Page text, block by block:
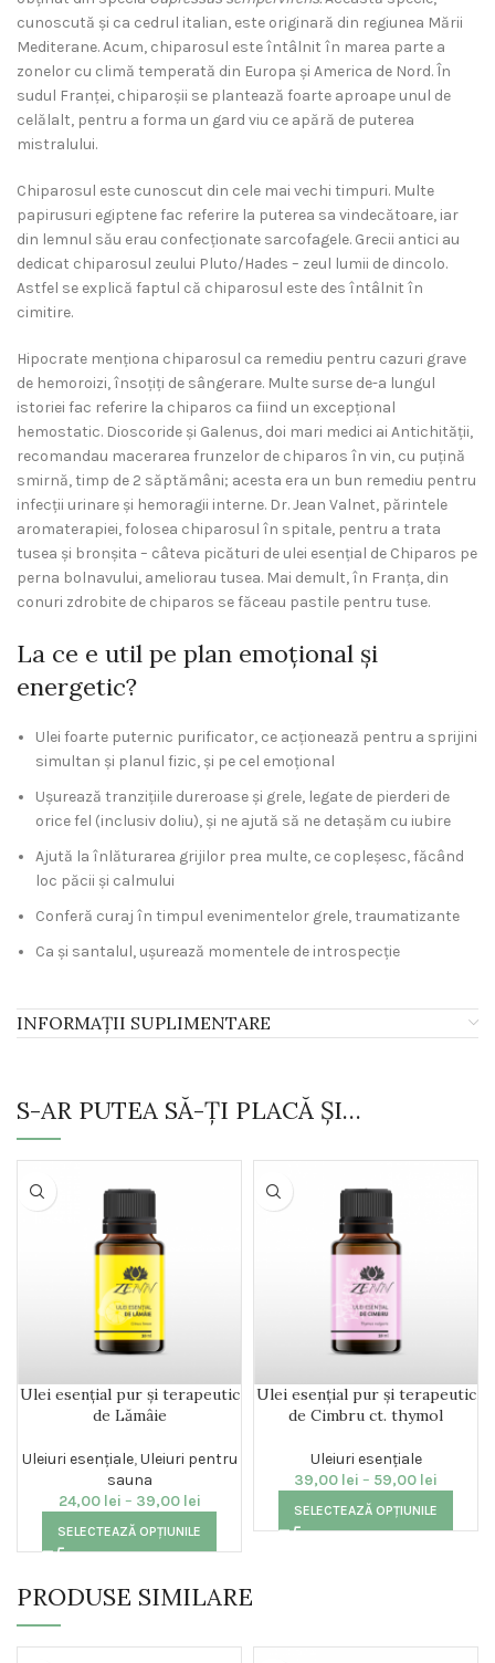
cunoscută și ca cedrul italian, este originară din regiunea Mării
Mediterane. Acum, chiparosul este întâlnit în marea parte a
zonelor cu climă temperată din Europa și America de Nord. În
sudul Franței, chiparoșii se plantează foarte aproape unul de
celălalt, pentru a forma un gard viu ce apără de puterea
mistralului.
Chiparosul este cunoscut din cele mai vechi timpuri. Multe
papirusuri egiptene fac referire la puterea sa vindecătoare, iar
din lemnul său erau confecționate sarcofagele. Grecii antici au
dedicat chiparosul zeului Pluto/Hades – zeul lumii de dincolo.
Astfel se explică faptul că chiparosul este des întâlnit în
cimitire.
Hipocrate menționa chiparosul ca remediu pentru cazuri grave
de hemoroizi, însoțiți de sângerare. Multe surse de-a lungul
istoriei fac referire la chiparos ca fiind un excepțional
hemostatic. Dioscoride și Galenus, doi mari medici ai Antichității,
recomandau macerarea frunzelor de chiparos în vin, cu puțină
smirnă, timp de 2 săptămâni; acesta era un bun remediu pentru
infecții urinare și hemoragii interne. Dr. Jean Valnet, părintele
aromaterapiei, folosea chiparosul în spitale, pentru a trata
tusea și bronșita – câteva picături de ulei esențial de Chiparos pe
perna bolnavului, ameliorau tusea. Mai demult, în Franța, din
conuri zdrobite de chiparos se făceau pastile pentru tuse.
La ce e util pe plan emoțional și
energetic?
Ulei foarte puternic purificator, ce acționează pentru a sprijini
simultan și planul fizic, și pe cel emoțional
Ușurează tranzițiile dureroase și grele, legate de pierderi de
orice fel (inclusiv doliu), și ne ajută să ne detașăm cu iubire
Ajută la înlăturarea grijilor prea multe, ce copleșesc, făcând
loc păcii și calmului
Conferă curaj în timpul evenimentelor grele, traumatizante
Ca și santalul, ușurează momentele de introspecție
INFORMAȚII SUPLIMENTARE
S-AR PUTEA SĂ-ȚI PLACĂ ȘI…
Ulei esențial pur și terapeutic
de Lămâie
Uleiuri esențiale,Uleiuri pentru
sauna
24,00 lei – 39,00 lei
SELECTEAZĂ OPȚIUNILE
Ulei esențial pur și terapeutic
de Cimbru ct. thymol
Uleiuri esențiale
39,00 lei – 59,00 lei
SELECTEAZĂ OPȚIUNILE
PRODUSE SIMILARE